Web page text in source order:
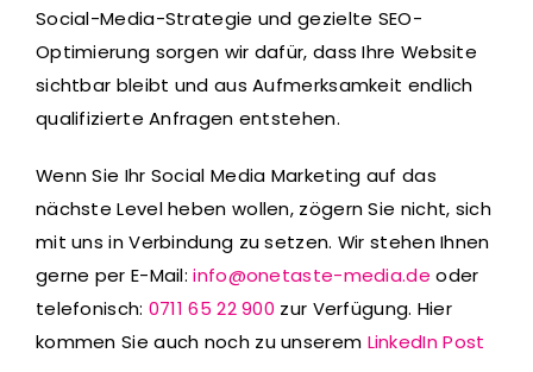
Social-Media-Strategie und gezielte SEO-
Optimierung sorgen wir dafür, dass Ihre Website
sichtbar bleibt und aus Aufmerksamkeit endlich
qualifizierte Anfragen entstehen.
Wenn Sie Ihr Social Media Marketing auf das
nächste Level heben wollen, zögern Sie nicht, sich
mit uns in Verbindung zu setzen. Wir stehen Ihnen
gerne per E-Mail:info@onetaste-media.de oder
telefonisch: 0711 65 22 900 zur Verfügung. Hier
kommen Sie auch noch zu unserem LinkedIn Post